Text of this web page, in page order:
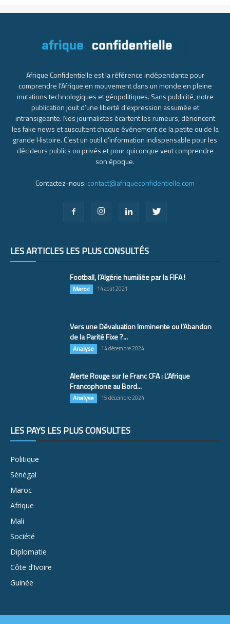
Afrique Confidentielle est la référence indépendante pour
comprendre l’Afrique en mouvement dans un monde en pleine
mutations technologiques et géopolitiques. Sans publicité, notre
publication jouit d’une liberté d’expression assumée et
intransigeante. Nos journalistes écartent les rumeurs, dénoncent
les fake news et auscultent chaque événement de la petite ou de la
grande Histoire. C’est un outil d’information indispensable pour les
décideurs publics ou privés et pour quiconque veut comprendre
son époque.
Contactez-nous: contact@afriqueconfidentielle.com
LES ARTICLES LES PLUS CONSULTÉS
Football, l’Algérie humiliée par la FIFA !
Maroc 14 août 2021
Vers une Dévaluation Imminente ou l’Abandon
de la Parité Fixe ?...
Analyse 14 décembre 2024
Alerte Rouge sur le Franc CFA : L’Afrique
Francophone au Bord...
Analyse 15 décembre 2024
LES PAYS LES PLUS CONSULTÉS
Politique
Sénégal
Maroc
Afrique
Mali
Société
Diplomatie
Côte d’Ivoire
Guinée